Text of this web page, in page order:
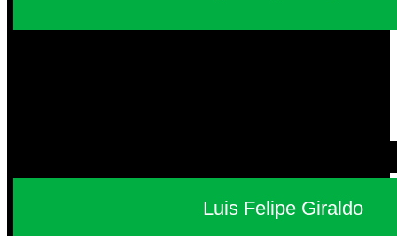
Luis Felipe Giraldo